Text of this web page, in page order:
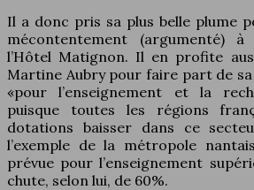
Il a donc pris sa plus belle plume
mécontentement (argumenté)
l’Hôtel Matignon. Il en profite
Martine Aubry pour faire part de
«pour l’enseignement et la
puisque toutes les régions
dotations baisser dans ce
l’exemple de la métropole
prévue pour l’enseignement
chute, selon lui, de 60%.